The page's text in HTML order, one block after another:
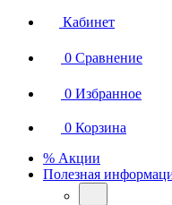
Кабинет
0 Сравнение
0 Избранное
0 Корзина
% Акции
Полезная